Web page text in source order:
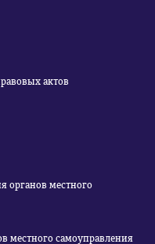
актов
органов местного
местного самоуправления